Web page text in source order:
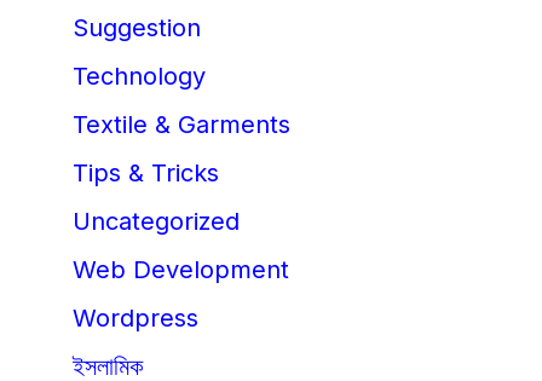
Suggestion
Technology
Textile & Garments
Tips & Tricks
Uncategorized
Web Development
Wordpress
ইসলামিক